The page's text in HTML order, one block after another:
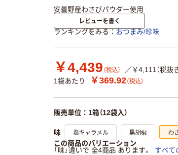
安曇野産わさびパウダー使用
レビューを書く
ランキングをみる おつまみ/珍味
￥4,439 （税込） ／￥4,111（税抜き
1袋あたり
￥369.92（税込）
販売単位：1箱（12袋入）
味 塩キャラメル 黒胡椒 わ
この商品のバリエーション
「味」違いで 全4商品 あります。
すべて